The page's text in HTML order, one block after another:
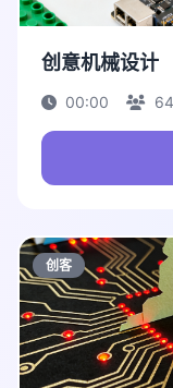
创意机械设计
00:00
创客